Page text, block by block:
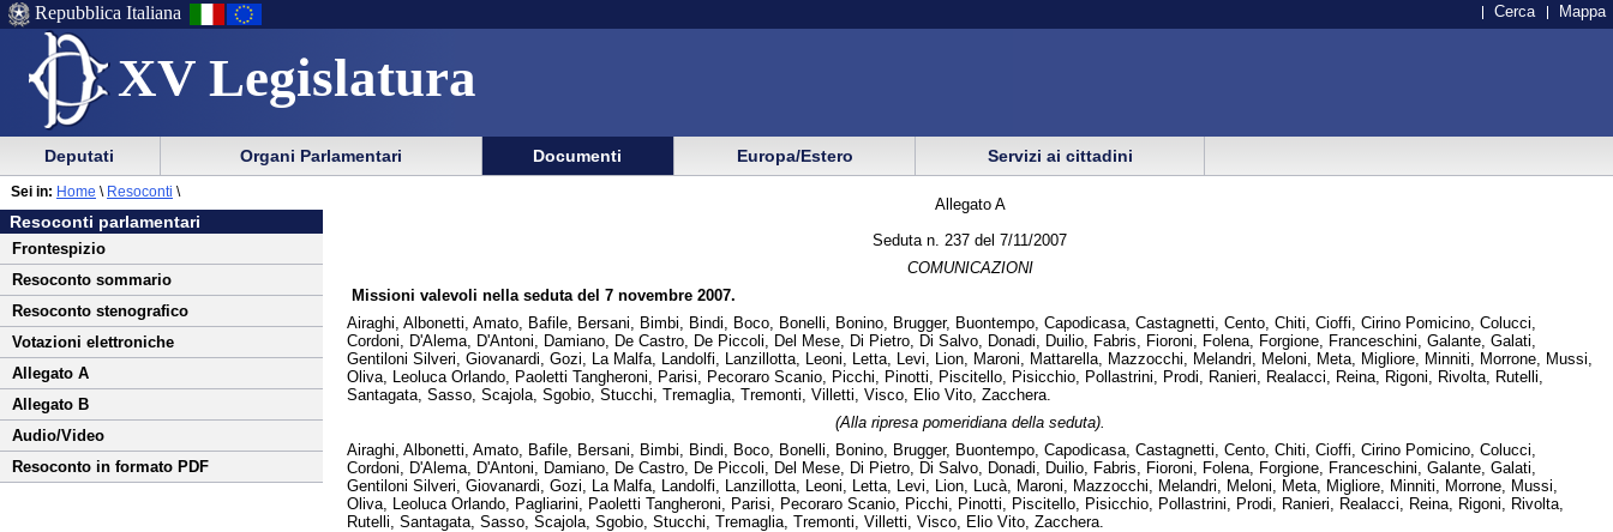
XV Legislatura
Menu
di
ausilio
alla
navigazione
Menu
di
navigazione
principale
Repubblica Italiana Cerca Mappa
Menu
di
navigazione
principale
menu
di
sezione
Deputati Organi Parlamentari Documenti Europa/Estero Servizi ai cittadini
Vai
al
contenuto
Resoconti parlamentari
Frontespizio
Resoconto sommario
Resoconto stenografico
Votazioni elettroniche
Allegato A
Allegato B
Audio/Video
Resoconto in formato PDF
Sei in: Home \ Resoconti \
Allegato A
Seduta n. 237 del 7/11/2007
COMUNICAZIONI
Missioni valevoli nella seduta del 7 novembre 2007.
Airaghi, Albonetti, Amato, Bafile, Bersani, Bimbi, Bindi, Boco, Bonelli, Bonino, Brugger, Buontempo, Capodicasa, Castagnetti, Cento, Chiti, Cioffi, Cirino Pomicino, Colucci,
Cordoni, D'Alema, D'Antoni, Damiano, De Castro, De Piccoli, Del Mese, Di Pietro, Di Salvo, Donadi, Duilio, Fabris, Fioroni, Folena, Forgione, Franceschini, Galante, Galati,
Gentiloni Silveri, Giovanardi, Gozi, La Malfa, Landolfi, Lanzillotta, Leoni, Letta, Levi, Lion, Maroni, Mattarella, Mazzocchi, Melandri, Meloni, Meta, Migliore, Minniti, Morrone, Mussi,
Oliva, Leoluca Orlando, Paoletti Tangheroni, Parisi, Pecoraro Scanio, Picchi, Pinotti, Piscitello, Pisicchio, Pollastrini, Prodi, Ranieri, Realacci, Reina, Rigoni, Rivolta, Rutelli,
Santagata, Sasso, Scajola, Sgobio, Stucchi, Tremaglia, Tremonti, Villetti, Visco, Elio Vito, Zacchera.
(Alla ripresa pomeridiana della seduta).
Airaghi, Albonetti, Amato, Bafile, Bersani, Bimbi, Bindi, Boco, Bonelli, Bonino, Brugger, Buontempo, Capodicasa, Castagnetti, Cento, Chiti, Cioffi, Cirino Pomicino, Colucci,
Cordoni, D'Alema, D'Antoni, Damiano, De Castro, De Piccoli, Del Mese, Di Pietro, Di Salvo, Donadi, Duilio, Fabris, Fioroni, Folena, Forgione, Franceschini, Galante, Galati,
Gentiloni Silveri, Giovanardi, Gozi, La Malfa, Landolfi, Lanzillotta, Leoni, Letta, Levi, Lion, Lucà, Maroni, Mazzocchi, Melandri, Meloni, Meta, Migliore, Minniti, Morrone, Mussi,
Oliva, Leoluca Orlando, Pagliarini, Paoletti Tangheroni, Parisi, Pecoraro Scanio, Picchi, Pinotti, Piscitello, Pisicchio, Pollastrini, Prodi, Ranieri, Realacci, Reina, Rigoni, Rivolta,
Rutelli, Santagata, Sasso, Scajola, Sgobio, Stucchi, Tremaglia, Tremonti, Villetti, Visco, Elio Vito, Zacchera.